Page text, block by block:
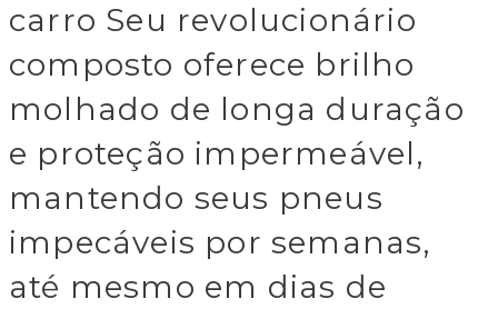
carro Seu revolucionário
composto oferece brilho
molhado de longa duração
e proteção impermeável,
mantendo seus pneus
impecáveis por semanas,
até mesmo em dias de